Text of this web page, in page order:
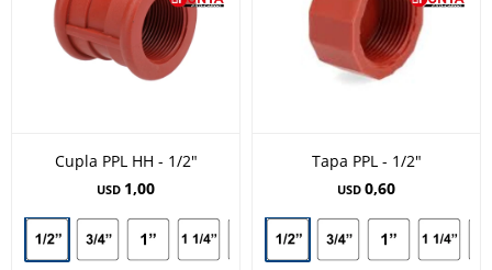
Cupla PPL HH - 1/2"
USD 1,00
Tapa PPL - 1/2"
USD 0,60